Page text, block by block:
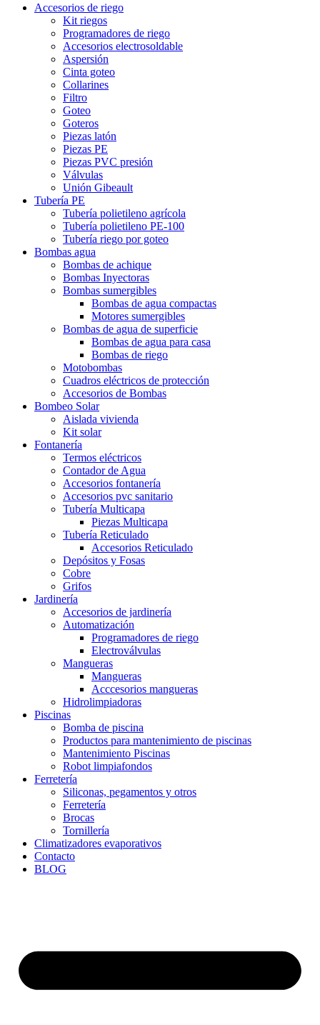
Accesorios de riego
Kit riegos
Programadores de riego
Accesorios electrosoldable
Aspersión
Cinta goteo
Collarines
Filtro
Goteo
Goteros
Piezas latón
Piezas PE
Piezas PVC presión
Válvulas
Unión Gibeault
Tubería PE
Tubería polietileno agrícola
Tubería polietileno PE-100
Tubería riego por goteo
Bombas agua
Bombas de achique
Bombas Inyectoras
Bombas sumergibles
Bombas de agua compactas
Motores sumergibles
Bombas de agua de superficie
Bombas de agua para casa
Bombas de riego
Motobombas
Cuadros eléctricos de protección
Accesorios de Bombas
Bombeo Solar
Aislada vivienda
Kit solar
Fontanería
Termos eléctricos
Contador de Agua
Accesorios fontanería
Accesorios pvc sanitario
Tubería Multicapa
Piezas Multicapa
Tubería Reticulado
Accesorios Reticulado
Depósitos y Fosas
Cobre
Grifos
Jardinería
Accesorios de jardinería
Automatización
Programadores de riego
Electroválvulas
Mangueras
Mangueras
Acccesorios mangueras
Hidrolimpiadoras
Piscinas
Bomba de piscina
Productos para mantenimiento de piscinas
Mantenimiento Piscinas
Robot limpiafondos
Ferretería
Siliconas, pegamentos y otros
Ferretería
Brocas
Tornillería
Climatizadores evaporativos
Contacto
BLOG